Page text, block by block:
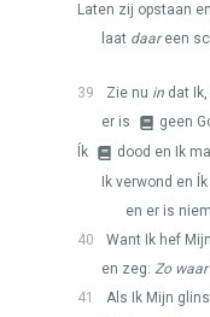
Laten zij opstaan
laat daareen
39 Zie nu in dat
er is
geen
Ík
dood en Ik
Ik verwond en
en er is
40
Want Ik hef
en zeg: Zo waar
41
Als Ik Mijn